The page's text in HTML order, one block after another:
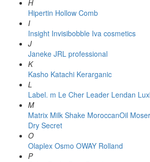
H
Hipertin Hollow Comb
I
Insight Invisibobble Iva cosmetics
J
Janeke JRL professional
K
Kasho Katachi Kerarganic
L
Label. m Le Cher Leader Lendan
M
Matrix Milk Shake MoroccanOil Moser
Dry Secret
O
Olaplex Osmo OWAY Rolland
P